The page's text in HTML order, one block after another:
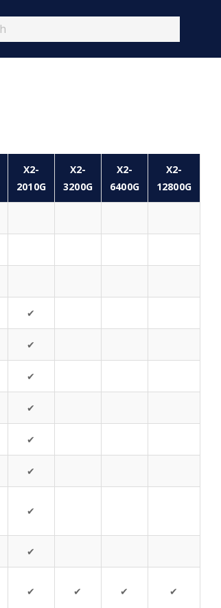
X2-
2010G
X2-
3200G
X2-
6400G
X2-
12800G
✔
✔
✔
✔
✔
✔
✔
✔
✔ ✔ ✔ ✔